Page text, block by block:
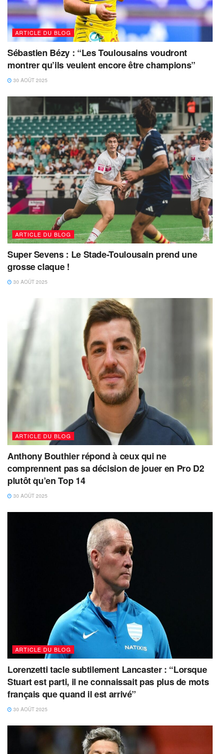
ARTICLE DU BLOG
Sébastien Bézy : “Les Toulousains voudront
montrer qu’ils veulent encore être champions”
30 AOÛT 2025
ARTICLE DU BLOG
Super Sevens : Le Stade-Toulousain prend une
grosse claque !
30 AOÛT 2025
ARTICLE DU BLOG
Anthony Bouthier répond à ceux qui ne
comprennent pas sa décision de jouer en Pro D2
plutôt qu’en Top 14
30 AOÛT 2025
ARTICLE DU BLOG
Lorenzetti tacle subtilement Lancaster : “Lorsque
Stuart est parti, il ne connaissait pas plus de mots
français que quand il est arrivé”
30 AOÛT 2025